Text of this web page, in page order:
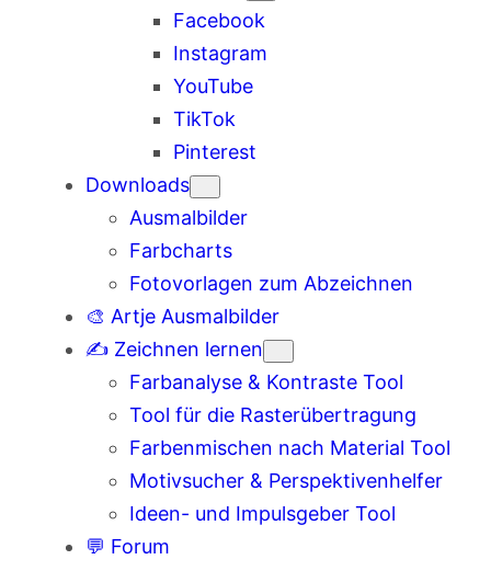
Facebook
Instagram
YouTube
TikTok
Pinterest
Downloads
Ausmalbilder
Farbcharts
Fotovorlagen zum Abzeichnen
🎨 Artje Ausmalbilder
✍️ Zeichnen lernen
Farbanalyse & Kontraste Tool
Tool für die Rasterübertragung
Farbenmischen nach Material Tool
Motivsucher & Perspektivenhelfer
Ideen- und Impulsgeber Tool
💬 Forum